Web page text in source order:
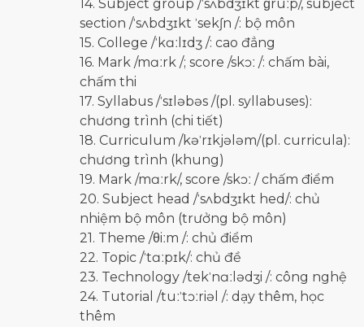
14. Subject group /ˈsʌbdʒɪkt ɡruːp/, subject
section /ˈsʌbdʒɪkt ˈsekʃn /: bộ môn
15. College /ˈkɑːlɪdʒ /: cao đẳng
16. Mark /mɑːrk /; score /skɔː /: chấm bài,
chấm thi
17. Syllabus /ˈsɪləbəs /(pl. syllabuses):
chương trình (chi tiết)
18. Curriculum /kəˈrɪkjələm/(pl. curricula):
chương trình (khung)
19. Mark /mɑːrk/, score /skɔː / chấm điểm
20. Subject head /ˈsʌbdʒɪkt hed/: chủ
nhiệm bộ môn (trưởng bộ môn)
21. Theme /θiːm /: chủ điểm
22. Topic /ˈtɑːpɪk/: chủ đề
23. Technology /tekˈnɑːlədʒi /: công nghệ
24. Tutorial /tuːˈtɔːriəl /: dạy thêm, học
thêm